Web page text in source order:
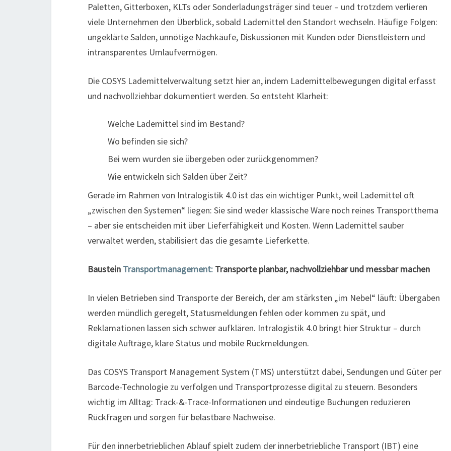
Paletten, Gitterboxen, KLTs oder Sonderladungsträger sind teuer – und trotzdem verlieren
viele Unternehmen den Überblick, sobald Lademittel den Standort wechseln. Häufige Folgen:
ungeklärte Salden, unnötige Nachkäufe, Diskussionen mit Kunden oder Dienstleistern und
intransparentes Umlaufvermögen.
Die COSYS Lademittelverwaltung setzt hier an, indem Lademittelbewegungen digital erfasst
und nachvollziehbar dokumentiert werden. So entsteht Klarheit:
Welche Lademittel sind im Bestand?
Wo befinden sie sich?
Bei wem wurden sie übergeben oder zurückgenommen?
Wie entwickeln sich Salden über Zeit?
Gerade im Rahmen von Intralogistik 4.0 ist das ein wichtiger Punkt, weil Lademittel oft
„zwischen den Systemen“ liegen: Sie sind weder klassische Ware noch reines Transportthema
– aber sie entscheiden mit über Lieferfähigkeit und Kosten. Wenn Lademittel sauber
verwaltet werden, stabilisiert das die gesamte Lieferkette.
Baustein Transportmanagement: Transporte planbar, nachvollziehbar und messbar machen
In vielen Betrieben sind Transporte der Bereich, der am stärksten „im Nebel“ läuft: Übergaben
werden mündlich geregelt, Statusmeldungen fehlen oder kommen zu spät, und
Reklamationen lassen sich schwer aufklären. Intralogistik 4.0 bringt hier Struktur – durch
digitale Aufträge, klare Status und mobile Rückmeldungen.
Das COSYS Transport Management System (TMS) unterstützt dabei, Sendungen und Güter per
Barcode-Technologie zu verfolgen und Transportprozesse digital zu steuern. Besonders
wichtig im Alltag: Track-&-Trace-Informationen und eindeutige Buchungen reduzieren
Rückfragen und sorgen für belastbare Nachweise.
Für den innerbetrieblichen Ablauf spielt zudem der innerbetriebliche Transport (IBT) eine